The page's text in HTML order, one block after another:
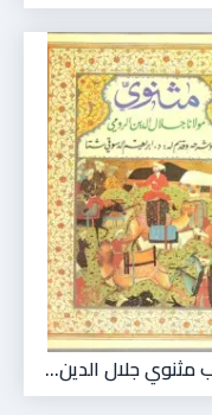
مثنوي جلال الدين...